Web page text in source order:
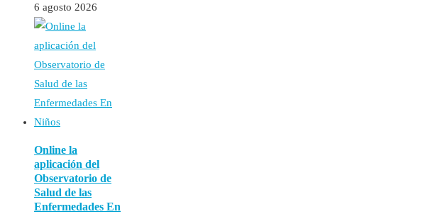
6 agosto 2026
Online la
aplicación del
Observatorio de
Salud de las
Enfermedades En